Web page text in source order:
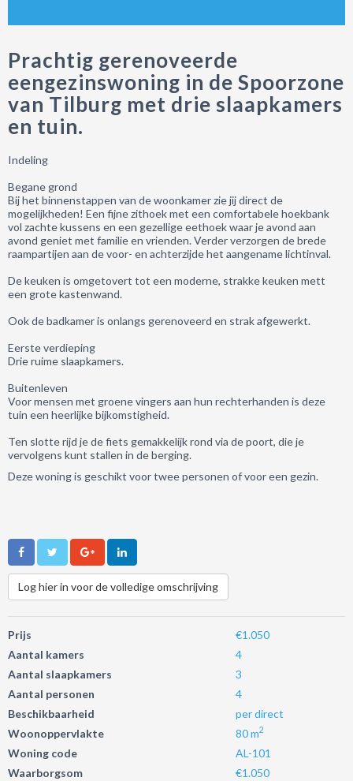
Prachtig gerenoveerde
eengezinswoning in de Spoorzone
van Tilburg met drie slaapkamers
en tuin.
Indeling
Begane grond
Bij het binnenstappen van de woonkamer zie jij direct de
mogelijkheden! Een fijne zithoek met een comfortabele hoekbank
vol zachte kussens en een gezellige eethoek waar je avond aan
avond geniet met familie en vrienden. Verder verzorgen de brede
raampartijen aan de voor- en achterzijde het aangename lichtinval.
De keuken is omgetovert tot een moderne, strakke keuken mett
een grote kastenwand.
Ook de badkamer is onlangs gerenoveerd en strak afgewerkt.
Eerste verdieping
Drie ruime slaapkamers.
Buitenleven
Voor mensen met groene vingers aan hun rechterhanden is deze
tuin een heerlijke bijkomstigheid.
Ten slotte rijd je de fiets gemakkelijk rond via de poort, die je
vervolgens kunt stallen in de berging.
Deze woning is geschikt voor twee personen of voor een gezin.
Log hier in voor de volledige omschrijving
Prijs
€1.050
Aantal kamers
4
Aantal slaapkamers
3
Aantal personen
4
Beschikbaarheid
per direct
Woonoppervlakte
80 m2
Woning code
AL-101
Waarborgsom
€1.050